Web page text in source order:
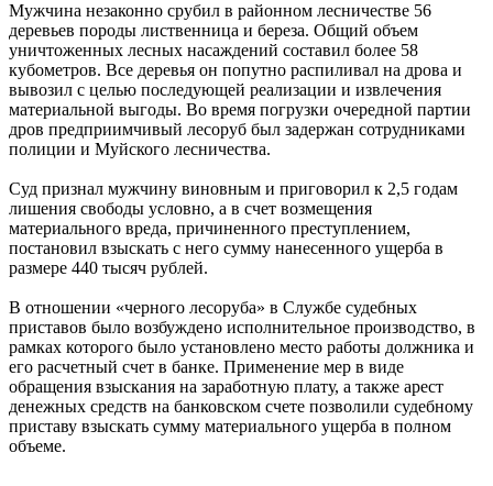
Мужчина незаконно срубил в районном лесничестве 56
деревьев породы лиственница и береза. Общий объем
уничтоженных лесных насаждений составил более 58
кубометров. Все деревья он попутно распиливал на дрова и
вывозил с целью последующей реализации и извлечения
материальной выгоды. Во время погрузки очередной партии
дров предприимчивый лесоруб был задержан сотрудниками
полиции и Муйского лесничества.
Суд признал мужчину виновным и приговорил к 2,5 годам
лишения свободы условно, а в счет возмещения
материального вреда, причиненного преступлением,
постановил взыскать с него сумму нанесенного ущерба в
размере 440 тысяч рублей.
В отношении «черного лесоруба» в Службе судебных
приставов было возбуждено исполнительное производство, в
рамках которого было установлено место работы должника и
его расчетный счет в банке. Применение мер в виде
обращения взыскания на заработную плату, а также арест
денежных средств на банковском счете позволили судебному
приставу взыскать сумму материального ущерба в полном
объеме.